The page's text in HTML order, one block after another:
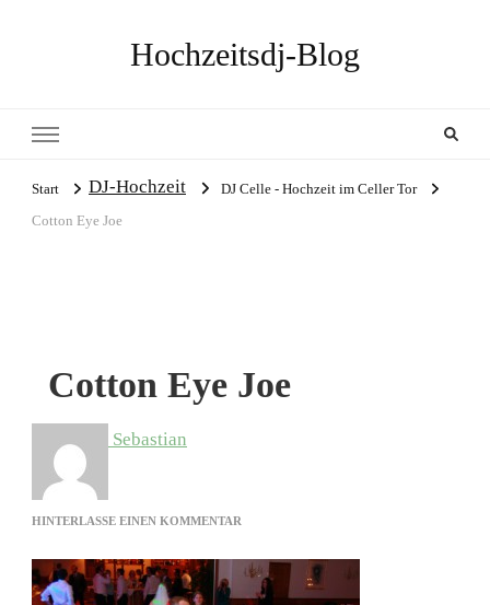
Hochzeitsdj-Blog
Start DJ-Hochzeit
DJ Celle - Hochzeit im Celler Tor
Cotton Eye Joe
Cotton Eye Joe
Sebastian
HINTERLASSE EINEN KOMMENTAR
EYE
JOE